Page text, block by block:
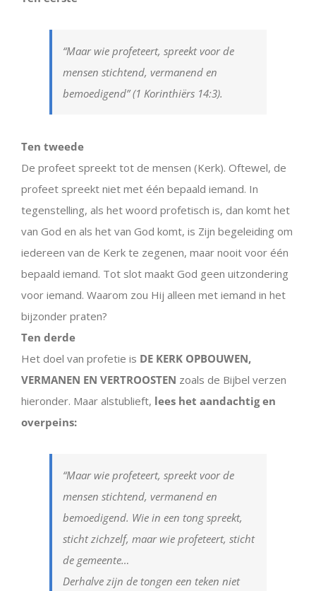
“Maar wie profeteert, spreekt voor de
mensen stichtend, vermanend en
bemoedigend”(1 Korinthiërs 14:3).
Ten tweede
De profeet spreekt tot de mensen (Kerk). Oftewel, de
profeet spreekt niet met één bepaald iemand. In
tegenstelling, als het woord profetisch is, dan komt het
van God en als het van God komt, is Zijn begeleiding om
iedereen van de Kerk te zegenen, maar nooit voor één
bepaald iemand. Tot slot maakt God geen uitzondering
voor iemand. Waarom zou Hij alleen met iemand in het
bijzonder praten?
Ten derde
Het doel van profetie is DE KERK OPBOUWEN,
VERMANEN EN VERTROOSTEN zoals de Bijbel verzen
hieronder. Maar alstublieft, lees het aandachtig en
overpeins:
“Maar wie profeteert, spreekt voor de
mensen stichtend, vermanend en
bemoedigend. Wie in een tong spreekt,
sticht zichzelf, maar wie profeteert, sticht
de gemeente…
Derhalve zijn de tongen een teken niet